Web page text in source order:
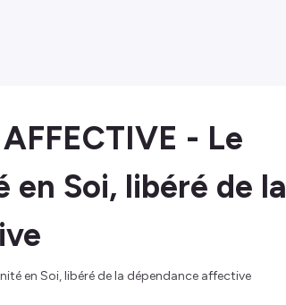
- Le
en Soi, libéré de la
en Soi, libéré de la dépendance affective